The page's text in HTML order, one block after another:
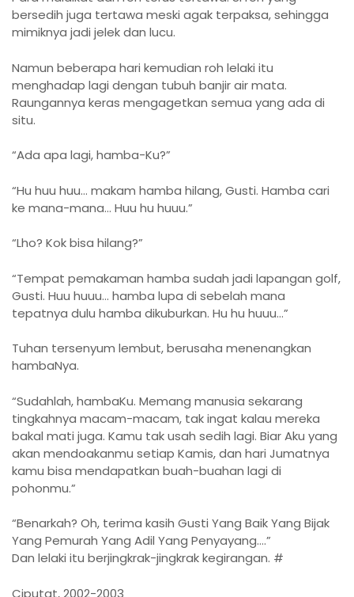
bersedih juga tertawa meski agak terpaksa, sehingga
mimiknya jadi jelek dan lucu.
Namun beberapa hari kemudian roh lelaki itu
menghadap lagi dengan tubuh banjir air mata.
Raungannya keras mengagetkan semua yang ada di
situ.
“Ada apa lagi, hamba-Ku?”
“Hu huu huu… makam hamba hilang, Gusti. Hamba cari
ke mana-mana… Huu hu huuu.”
“Lho? Kok bisa hilang?”
“Tempat pemakaman hamba sudah jadi lapangan golf,
Gusti. Huu huuu… hamba lupa di sebelah mana
tepatnya dulu hamba dikuburkan. Hu hu huuu…”
Tuhan tersenyum lembut, berusaha menenangkan
hambaNya.
“Sudahlah, hambaKu. Memang manusia sekarang
tingkahnya macam-macam, tak ingat kalau mereka
bakal mati juga. Kamu tak usah sedih lagi. Biar Aku yang
akan mendoakanmu setiap Kamis, dan hari Jumatnya
kamu bisa mendapatkan buah-buahan lagi di
pohonmu.”
“Benarkah? Oh, terima kasih Gusti Yang Baik Yang Bijak
Yang Pemurah Yang Adil Yang Penyayang….”
Dan lelaki itu berjingkrak-jingkrak kegirangan. #
Ciputat, 2002-2003